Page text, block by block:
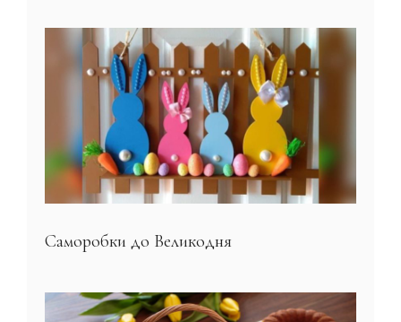
Саморобки до Великодня